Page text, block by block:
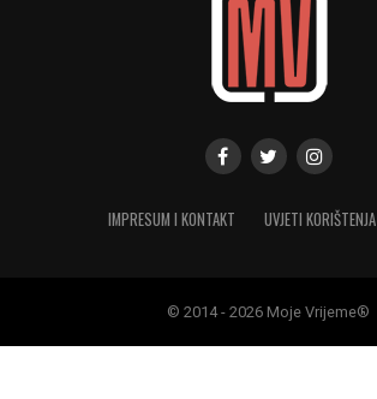
IMPRESUM I KONTAKT UVJETI KORIŠTENJA
© 2014 - 2026 Moje Vrijeme®